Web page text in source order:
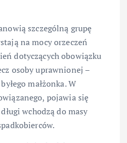
szczególną grupę
na mocy orzeczeń
dotyczących obowiązku
osoby uprawnionej –
małżonka. W
pojawia się
wchodzą do masy